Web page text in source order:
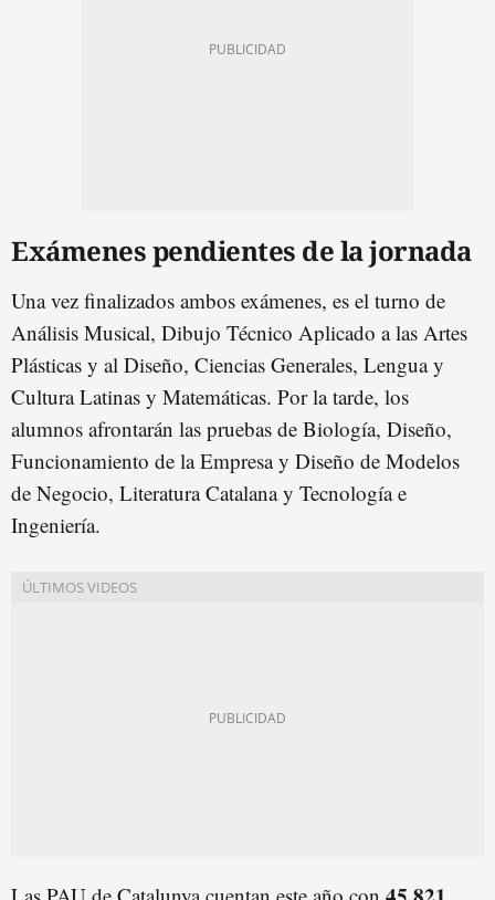
Exámenes pendientes de la jornada
Una vez finalizados ambos exámenes, es el turno de
Análisis Musical, Dibujo Técnico Aplicado a las Artes
Plásticas y al Diseño, Ciencias Generales, Lengua y
Cultura Latinas y Matemáticas. Por la tarde, los
alumnos afrontarán las pruebas de Biología, Diseño,
Funcionamiento de la Empresa y Diseño de Modelos
de Negocio, Literatura Catalana y Tecnología e
Ingeniería.